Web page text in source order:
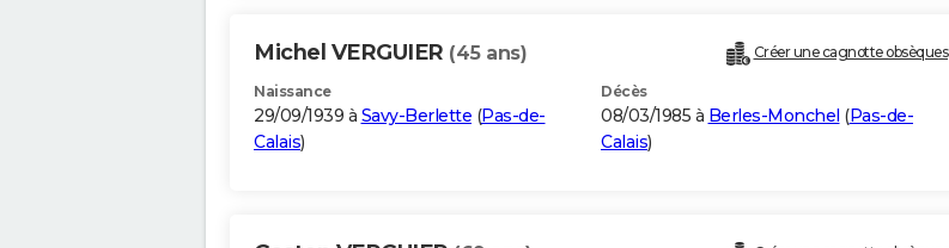
Michel VERGUIER (45 ans) Créer une cagnotte obsèques
Naissance
29/09/1939 à Savy-Berlette (Pas-de-
Calais)
Décès
08/03/1985 à Berles-Monchel (Pas-de-
Calais)